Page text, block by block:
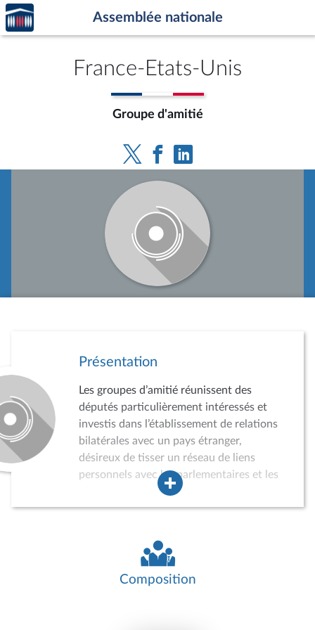
Aller au contenu
Aller en bas de la page
Accèder
à la
page
Assemblée nationale
France-Etats-Unis
Groupe d'amitié
Présentation
Les groupes d’amitié réunissent des
députés particulièrement intéressés et
investis dans l’établissement de relations
bilatérales avec un pays étranger,
désireux de tisser un réseau de liens
personnels avec les parlementaires et les
acteurs de la vie politique, économique,
sociale et culturelle du pays concerné.
peuvent conduire des auditions,
participer à divers événements, recevoir
des délégations de parlementaires
Composition